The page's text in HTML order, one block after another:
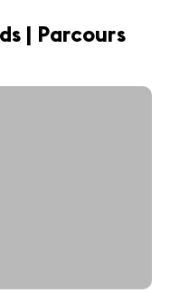
| Parcours